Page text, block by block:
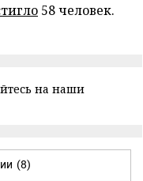
58 человек.
на наши
(8)